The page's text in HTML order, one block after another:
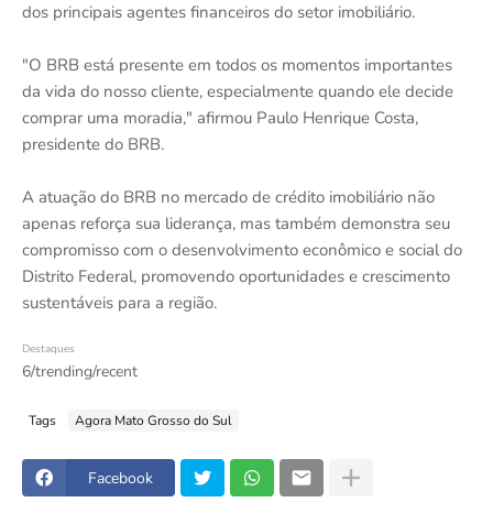
dos principais agentes financeiros do setor imobiliário.
"O BRB está presente em todos os momentos importantes
da vida do nosso cliente, especialmente quando ele decide
comprar uma moradia," afirmou Paulo Henrique Costa,
presidente do BRB.
A atuação do BRB no mercado de crédito imobiliário não
apenas reforça sua liderança, mas também demonstra seu
compromisso com o desenvolvimento econômico e social do
Distrito Federal, promovendo oportunidades e crescimento
sustentáveis para a região.
Destaques
6/trending/recent
Tags Agora Mato Grosso do Sul
Facebook